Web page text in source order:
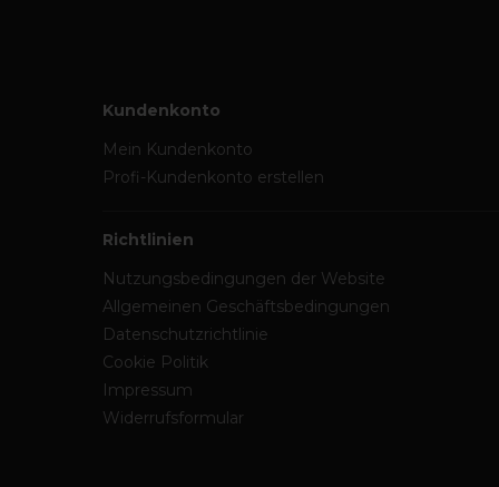
Kundenkonto
Mein Kundenkonto
Profi-Kundenkonto erstellen
Richtlinien
Nutzungsbedingungen der Website
Allgemeinen Geschäftsbedingungen
Datenschutzrichtlinie
Cookie Politik
Impressum
Widerrufsformular